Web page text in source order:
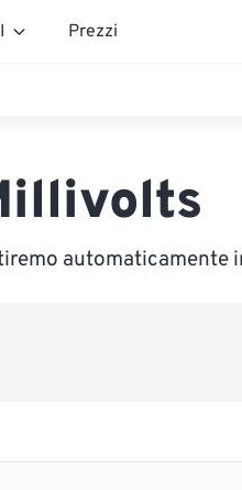
Prezzi
automaticamente